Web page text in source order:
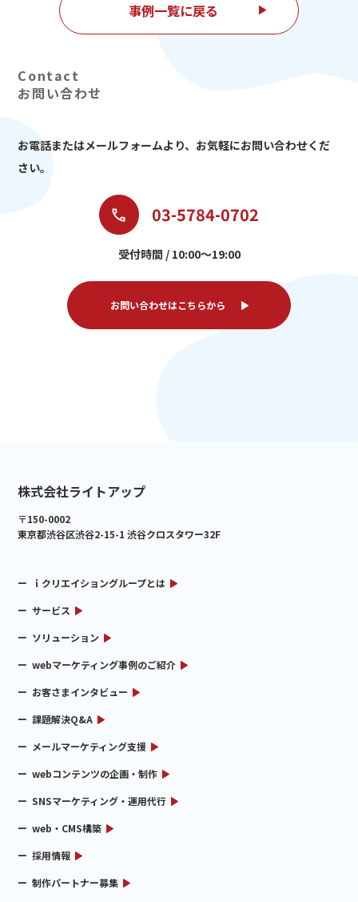
事例一覧に戻る
お問い合わせ
お電話またはメールフォームより、 お気軽にお問い合わせくだ
さい。
03-5784-0702
受付時間 / 10:00～19:00
お問い合わせはこちらから
株式会社ライトアップ
〒150-0002
東京都渋谷区渋谷2-15-1 渋谷クロスタワー32F
ｉクリエイショングループとは
サービス
ソリューション
webマーケティング事例のご紹介
お客さまインタビュー
課題解決Q&A
メールマーケティング支援
webコンテンツの企画・制作
SNSマーケティング・運用代行
web・CMS構築
採用情報
制作パートナー募集